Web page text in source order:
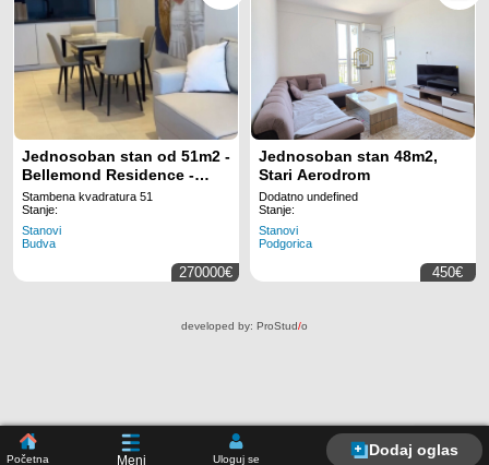
Početna Meni Uloguj se
Dodaj oglas
Jednosoban stan od 51m2 -
Bellemond Residence -
Budva
Stambena kvadratura 51
Stanje:
Stanovi
Budva
270000€
Jednosoban stan 48m2,
Stari Aerodrom
Dodatno undefined
Stanje:
Stanovi
Podgorica
450€
developed by: ProStud/o